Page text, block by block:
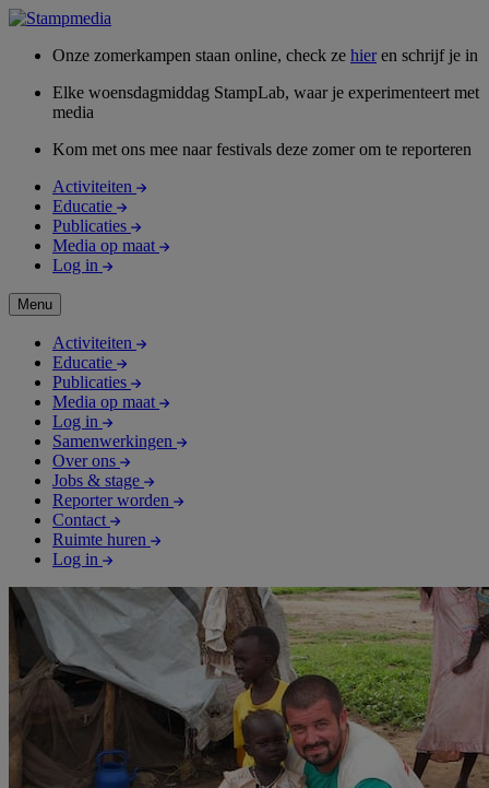
Onze zomerkampen staan online, check ze hieren schrijf je in
Elke woensdagmiddag StampLab, waar je experimenteert met
media
Kom met ons mee naar festivals deze zomer om te reporteren
Activiteiten
Educatie
Publicaties
Media op maat
Log in
Menu
Activiteiten
Educatie
Publicaties
Media op maat
Log in
Samenwerkingen
Over ons
Jobs & stage
Reporter worden
Contact
Ruimte huren
Log in